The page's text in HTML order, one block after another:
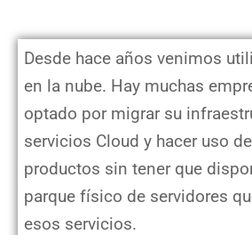
Desde hace años venimos
en la nube. Hay muchas
optado por migrar su
servicios Cloud y hacer uso
productos sin tener que
parque físico de servidores
esos servicios.